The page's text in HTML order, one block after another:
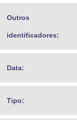
Outros
identificadores:
Data:
Tipo: